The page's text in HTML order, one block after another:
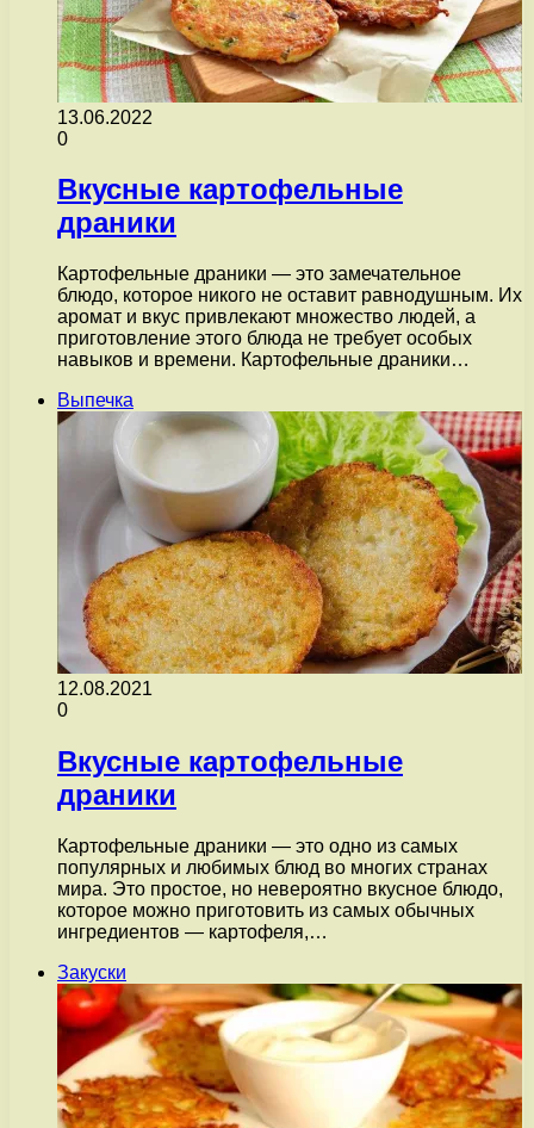
13.06.2022
0
Вкусные картофельные
драники
Картофельные драники — это замечательное
блюдо, которое никого не оставит равнодушным. Их
аромат и вкус привлекают множество людей, а
приготовление этого блюда не требует особых
навыков и времени. Картофельные драники…
Выпечка
12.08.2021
0
Вкусные картофельные
драники
Картофельные драники — это одно из самых
популярных и любимых блюд во многих странах
мира. Это простое, но невероятно вкусное блюдо,
которое можно приготовить из самых обычных
ингредиентов — картофеля,…
Закуски